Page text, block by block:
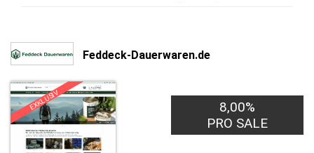
Feddeck-Dauerwaren.de
EXKLUSIV
8,00%
PRO SALE